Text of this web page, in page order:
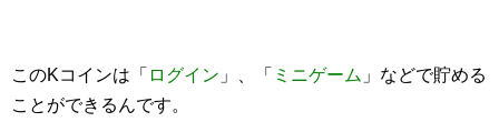
このKコインは「 ログイン 」、「 ミニゲーム 」などで貯める
ことができるんです。